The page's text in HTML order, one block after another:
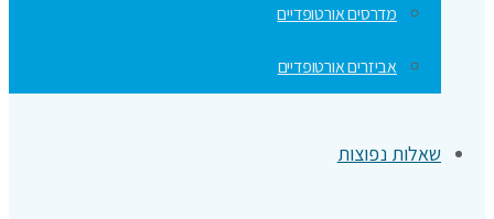
מדרסים אורטופדיים
אביזרים אורטופדיים
שאלות נפוצות